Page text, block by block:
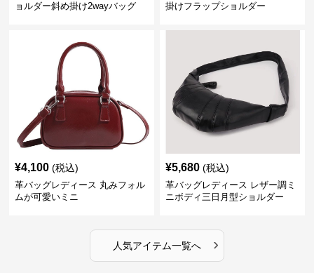
ョルダー斜め掛け2wayバッグ
掛けフラップショルダー
¥4,100 (税込)
革バッグレディース 丸みフォル
ムが可愛いミニ
¥5,680 (税込)
革バッグレディース レザー調ミ
ニボディ三日月型ショルダー
人気アイテム一覧へ ›